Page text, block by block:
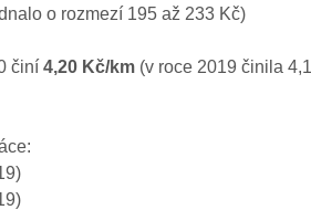
o rozmezí 195 až 233 Kč)
činí 4,20 Kč/km (v roce 2019 činila